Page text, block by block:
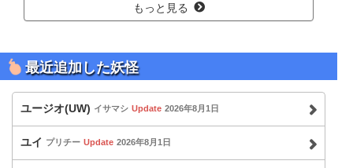
もっと見る
最近追加した妖怪
ユージオ(UW) イサマシ Update 2026年8月1日
ユイ プリチー Update 2026年8月1日